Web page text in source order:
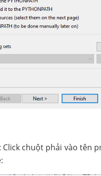
Click chuột phải vào tên